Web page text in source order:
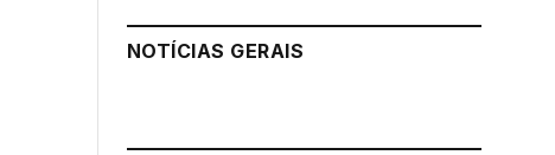
NOTÍCIAS GERAIS